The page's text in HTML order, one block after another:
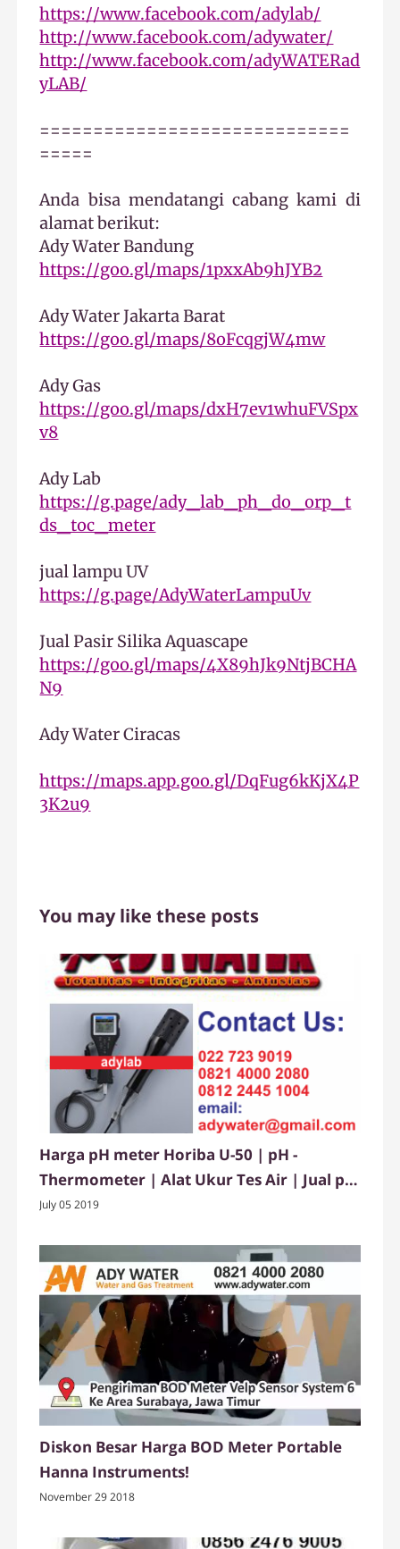
https://www.facebook.com/adylab/
http://www.facebook.com/adywater/
http://www.facebook.com/adyWATERad
yLAB/
=============================
=====
Anda bisa mendatangi cabang kami di
alamat berikut:
Ady Water Bandung
https://goo.gl/maps/1pxxAb9hJYB2
Ady Water Jakarta Barat
https://goo.gl/maps/8oFcqgjW4mw
Ady Gas
https://goo.gl/maps/dxH7ev1whuFVSpx
v8
Ady Lab
https://g.page/ady_lab_ph_do_orp_t
ds_toc_meter
jual lampu UV
https://g.page/AdyWaterLampuUv
Jual Pasir Silika Aquascape
https://goo.gl/maps/4X89hJk9NtjBCHA
N9
Ady Water Ciracas
https://maps.app.goo.gl/DqFug6kKjX4P
3K2u9
You may like these posts
Harga pH meter Horiba U-50 | pH -
Thermometer | Alat Ukur Tes Air | Jual pH
meter di Jakarta
July 05 2019
Diskon Besar Harga BOD Meter Portable
Hanna Instruments!
November 29 2018